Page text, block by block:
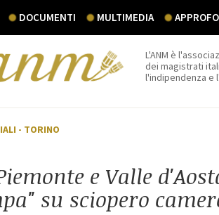
DOCUMENTI MULTIMEDIA
L'ANM è
dei magistrati
l'indipendenza e
- TORINO
e Valle
su sciopero